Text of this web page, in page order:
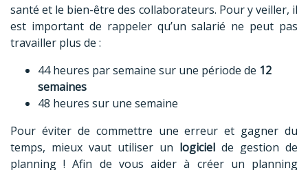
santé et le bien-être des collaborateurs. Pour y veiller, il
est important de rappeler qu’un salarié ne peut pas
travailler plus de :
44 heures par semaine sur une période de 12
semaines
48 heures sur une semaine
Pour éviter de commettre une erreur et gagner du
temps, mieux vaut utiliser un logiciel de gestion de
planning ! Afin de vous aider à créer un planning